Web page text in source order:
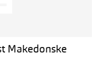
Makedonske